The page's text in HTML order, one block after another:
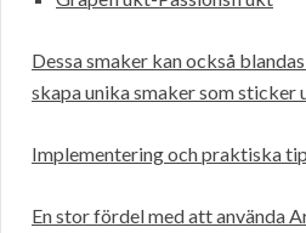
Dessa smaker kan också
skapa unika smaker som sticker
Implementering och praktiska
En stor fördel med att använda